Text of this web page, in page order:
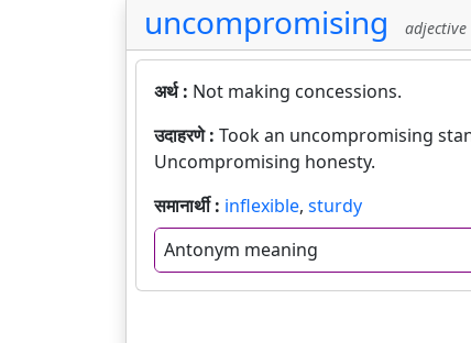
uncompromising adjective
अर्थ : Not making concessions.
उदाहरणे : Took an uncompromising
Uncompromising honesty.
समानार्थी : inflexible, sturdy
Antonym meaning